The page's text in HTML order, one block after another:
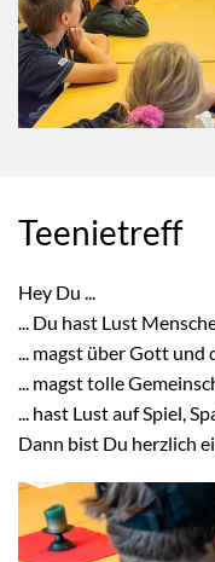
Teenietreff
Hey Du ...
... Du hast Lust
... magst über Gott und
... magst tolle
... hast Lust auf Spiel,
Dann bist Du herzlich